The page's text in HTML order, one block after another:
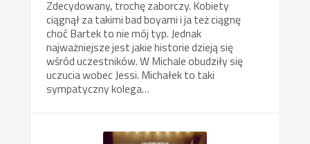
Zdecydowany, trochę zaborczy. Kobiety
ciągnął za takimi bad boyami i ja też ciągnę
choć Bartek to nie mój typ. Jednak
najważniejsze jest jakie historie dzieją się
wśród uczestników. W Michale obudziły się
uczucia wobec Jessi. Michałek to taki
sympatyczny kolega…